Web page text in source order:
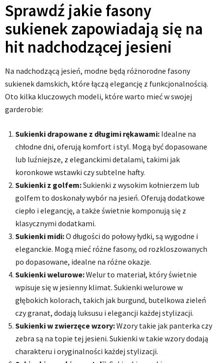
Sprawdź jakie fasony
sukienek zapowiadają się na
hit nadchodzącej jesieni
Na nadchodzącą jesień, modne będą różnorodne fasony
sukienek damskich, które łączą elegancję z funkcjonalnością.
Oto kilka kluczowych modeli, które warto mieć w swojej
garderobie:
Sukienki drapowane z długimi rękawami: Idealne na
chłodne dni, oferują komfort i styl. Mogą być dopasowane
lub luźniejsze, z eleganckimi detalami, takimi jak
koronkowe wstawki czy subtelne hafty.
Sukienki z golfem:Sukienki z wysokim kołnierzem lub
golfem to doskonały wybór na jesień. Oferują dodatkowe
ciepło i elegancję, a także świetnie komponują się z
klasycznymi dodatkami.
Sukienki midi:O długości do połowy łydki, są wygodne i
eleganckie. Mogą mieć różne fasony, od rozkloszowanych
po dopasowane, idealne na różne okazje.
Sukienki welurowe:Welur to materiał, który świetnie
wpisuje się w jesienny klimat. Sukienki welurowe w
głębokich kolorach, takich jak burgund, butelkowa zieleń
czy granat, dodają luksusu i elegancji każdej stylizacji.
Sukienki w zwierzęce wzory:Wzory takie jak panterka czy
zebra są na topie tej jesieni. Sukienki w takie wzory dodają
charakteru i oryginalności każdej stylizacji.